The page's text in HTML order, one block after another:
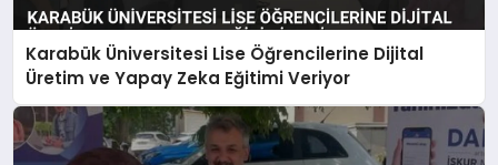
Karabük Üniversitesi Lise Öğrencilerine Dijital
Üretim ve Yapay Zeka Eğitimi Veriyor